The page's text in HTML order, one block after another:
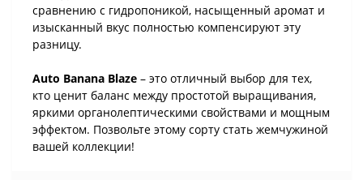
сравнению с гидропоникой, насыщенный аромат и
изысканный вкус полностью компенсируют эту
разницу.
Auto Banana Blaze – это отличный выбор для тех,
кто ценит баланс между простотой выращивания,
яркими органолептическими свойствами и мощным
эффектом. Позвольте этому сорту стать жемчужиной
вашей коллекции!